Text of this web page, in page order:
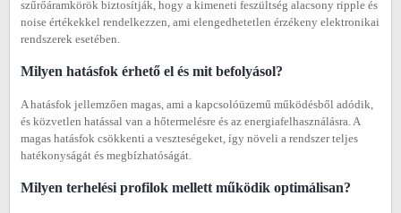
szűrőáramkörök biztosítják, hogy a kimeneti feszültség alacsony ripple és
noise értékekkel rendelkezzen, ami elengedhetetlen érzékeny elektronikai
rendszerek esetében.
Milyen hatásfok érhető el és mit befolyásol?
A hatásfok jellemzően magas, ami a kapcsolóüzemű működésből adódik,
és közvetlen hatással van a hőtermelésre és az energiafelhasználásra. A
magas hatásfok csökkenti a veszteségeket, így növeli a rendszer teljes
hatékonyságát és megbízhatóságát.
Milyen terhelési profilok mellett működik optimálisan?